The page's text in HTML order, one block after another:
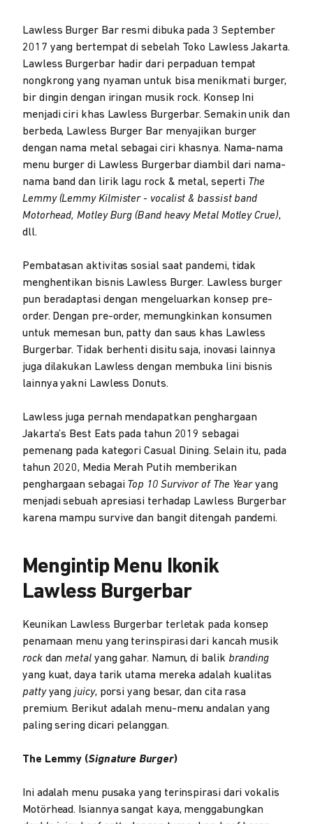
Lawless Burger Bar resmi dibuka pada 3 September
2017 yang bertempat di sebelah Toko Lawless Jakarta.
Lawless Burgerbar hadir dari perpaduan tempat
nongkrong yang nyaman untuk bisa menikmati burger,
bir dingin dengan iringan musik rock. Konsep Ini
menjadi ciri khas Lawless Burgerbar. Semakin unik dan
berbeda, Lawless Burger Bar menyajikan burger
dengan nama metal sebagai ciri khasnya. Nama-nama
menu burger di Lawless Burgerbar diambil dari nama-
nama band dan lirik lagu rock & metal, seperti The
Lemmy (Lemmy Kilmister - vocalist & bassist band
Motorhead, Motley Burg (Band heavy Metal Motley Crue),
dll.
Pembatasan aktivitas sosial saat pandemi, tidak
menghentikan bisnis Lawless Burger. Lawless burger
pun beradaptasi dengan mengeluarkan konsep pre-
order. Dengan pre-order, memungkinkan konsumen
untuk memesan bun, patty dan saus khas Lawless
Burgerbar. Tidak berhenti disitu saja, inovasi lainnya
juga dilakukan Lawless dengan membuka lini bisnis
lainnya yakni Lawless Donuts.
Lawless juga pernah mendapatkan penghargaan
Jakarta’s Best Eats pada tahun 2019 sebagai
pemenang pada kategori Casual Dining. Selain itu, pada
tahun 2020, Media Merah Putih memberikan
penghargaan sebagai Top 10 Survivor of The Yearyang
menjadi sebuah apresiasi terhadap Lawless Burgerbar
karena mampu survive dan bangit ditengah pandemi.
Mengintip Menu Ikonik
Lawless Burgerbar
Keunikan Lawless Burgerbar terletak pada konsep
penamaan menu yang terinspirasi dari kancah musik
rockdanmetalyang gahar. Namun, di balik branding
yang kuat, daya tarik utama mereka adalah kualitas
pattyyangjuicy, porsi yang besar, dan cita rasa
premium. Berikut adalah menu-menu andalan yang
paling sering dicari pelanggan.
The Lemmy (Signature Burger)
Ini adalah menu pusaka yang terinspirasi dari vokalis
Motörhead. Isiannya sangat kaya, menggabungkan